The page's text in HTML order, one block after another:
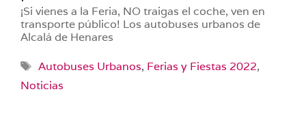
¡Si vienes a la Feria, NO traigas el coche, ven en
transporte público! Los autobuses urbanos de
Alcalá de Henares
Etiquetas
Autobuses Urbanos, Ferias y Fiestas 2022,
Noticias